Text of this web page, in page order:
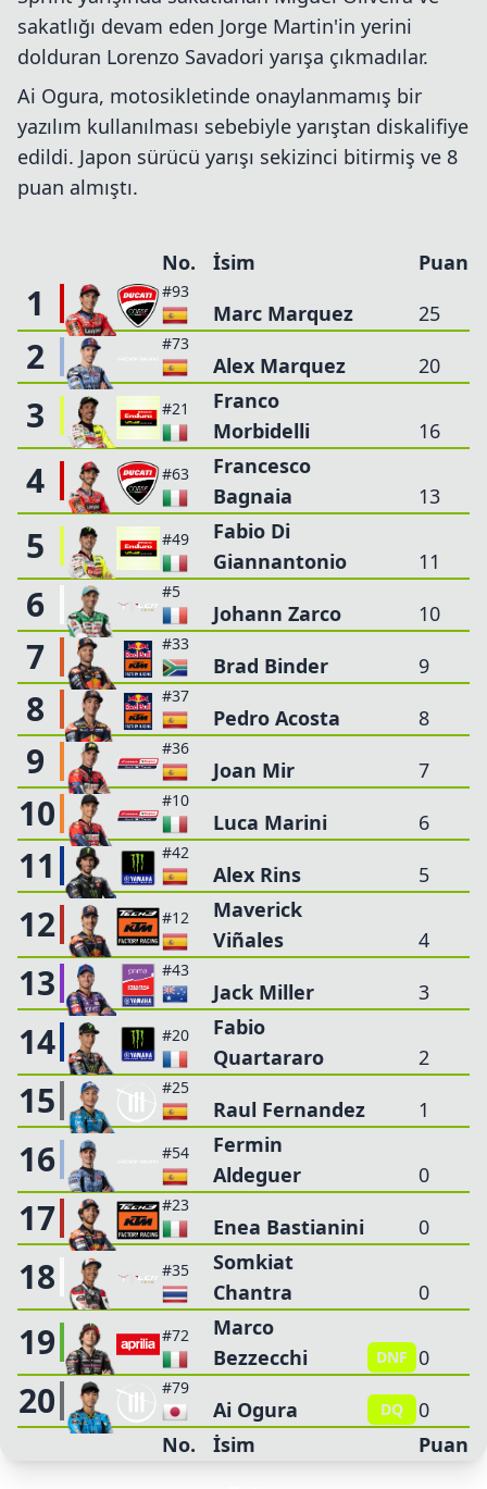
sakatlığı devam eden Jorge Martin'in yerini
dolduran Lorenzo Savadori yarışa çıkmadılar.
Ai Ogura, motosikletinde onaylanmamış bir
yazılım kullanılması sebebiyle yarıştan diskalifiye
edildi. Japon sürücü yarışı sekizinci bitirmiş ve 8
puan almıştı.
No. İsim Puan
1 #93
Marc Marquez 25
2 #73
Alex Marquez 20
3 #21
Franco
Morbidelli
16
4 #63
Francesco
Bagnaia
13
5 #49
Fabio Di
Giannantonio
11
6 #5
Johann Zarco 10
7 #33
Brad Binder 9
8 #37
Pedro Acosta 8
9 #36
Joan Mir 7
10 #10
Luca Marini 6
11 #42
Alex Rins 5
12 #12
Maverick
Viñales
4
13 #43
Jack Miller 3
14 #20
Fabio
Quartararo
2
15 #25
Raul Fernandez 1
16 #54
Fermin
Aldeguer
0
17 #23
Enea Bastianini 0
18 #35
Somkiat
Chantra
0
19 #72
Marco
Bezzecchi
DNF 0
20 #79
Ai Ogura DQ
0
No.
İsim Puan